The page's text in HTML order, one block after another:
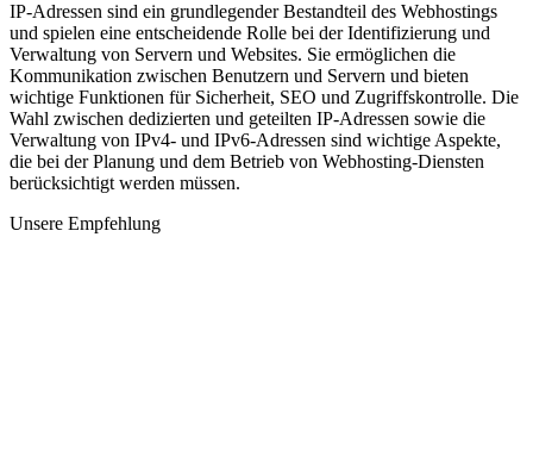
IP-Adressen sind ein grundlegender Bestandteil des Webhostings
und spielen eine entscheidende Rolle bei der Identifizierung und
Verwaltung von Servern und Websites. Sie ermöglichen die
Kommunikation zwischen Benutzern und Servern und bieten
wichtige Funktionen für Sicherheit, SEO und Zugriffskontrolle. Die
Wahl zwischen dedizierten und geteilten IP-Adressen sowie die
Verwaltung von IPv4- und IPv6-Adressen sind wichtige Aspekte,
die bei der Planung und dem Betrieb von Webhosting-Diensten
berücksichtigt werden müssen.
Unsere Empfehlung